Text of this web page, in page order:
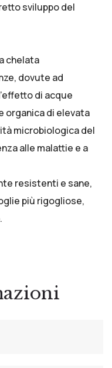
sviluppo del
chelata
dovute ad
di acque
organica di elevata
microbiologica del
alle malattie e a
resistenti e sane,
più rigogliose,